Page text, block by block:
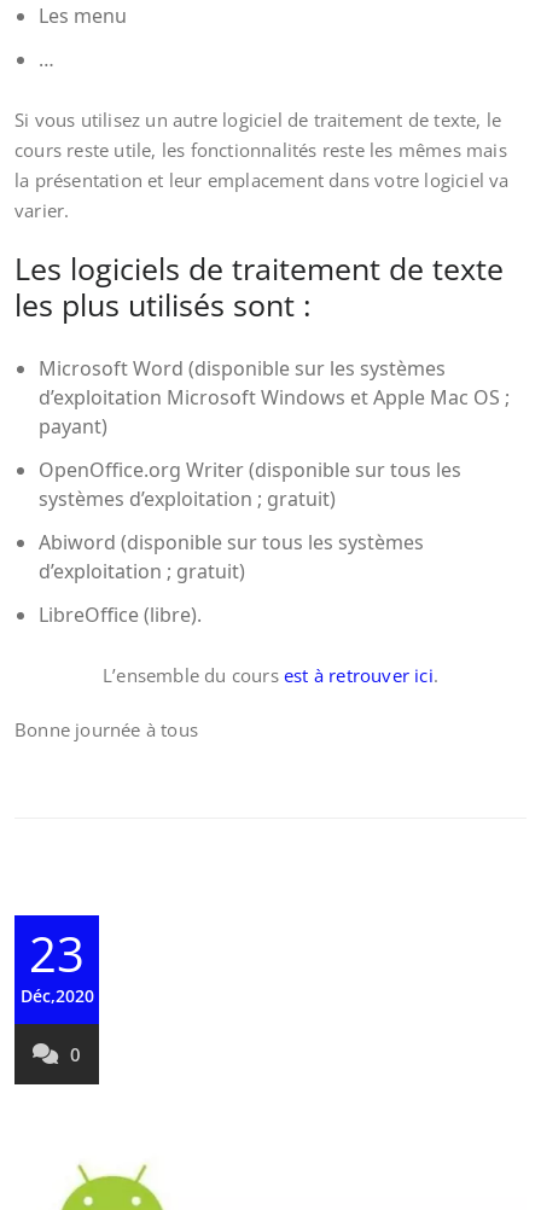
Les menu
…
Si vous utilisez un autre logiciel de traitement de texte, le
cours reste utile, les fonctionnalités reste les mêmes mais
la présentation et leur emplacement dans votre logiciel va
varier.
Les logiciels de traitement de texte
les plus utilisés sont :
Microsoft Word (disponible sur les systèmes
d’exploitation Microsoft Windows et Apple Mac OS ;
payant)
OpenOffice.org Writer (disponible sur tous les
systèmes d’exploitation ; gratuit)
Abiword (disponible sur tous les systèmes
d’exploitation ; gratuit)
LibreOffice(libre).
L’ensemble du cours est à retrouver ici.
Bonne journée à tous
23
Déc,2020
0